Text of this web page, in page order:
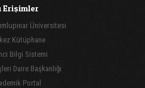
Erişimler
Üniversitesi
Kütüphane
Bilgi Sistemi
Daire Başkanlığı
Portal